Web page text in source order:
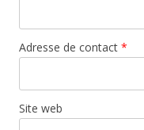
Adresse de contact *
Site web